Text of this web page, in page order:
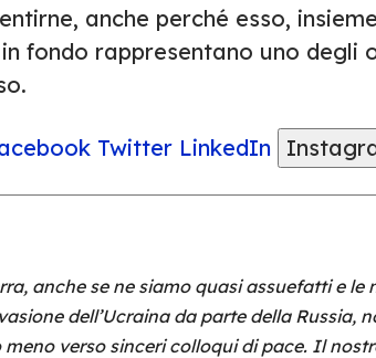
anche perché esso,
in fondo rappresentano uno
Twitter LinkedIn
anche se ne siamo quasi assuefatti e le
dell’Ucraina da parte della Russia,
verso sinceri colloqui di pace. Il